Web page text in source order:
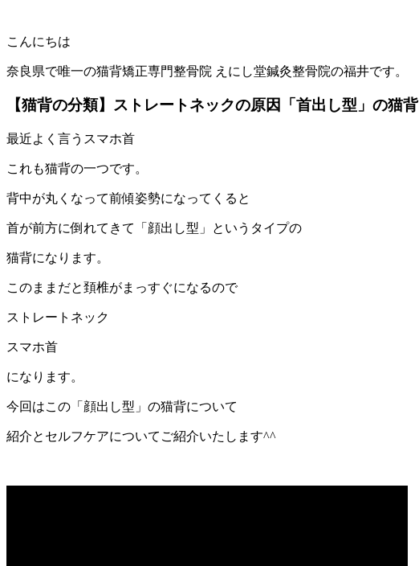
こんにちは
奈良県で唯一の猫背矯正専門整骨院 えにし堂鍼灸整骨院の福井です。
【猫背の分類】ストレートネックの原因「首出し型」の猫背
最近よく言うスマホ首
これも猫背の一つです。
背中が丸くなって前傾姿勢になってくると
首が前方に倒れてきて「顔出し型」というタイプの
猫背になります。
このままだと頚椎がまっすぐになるので
ストレートネック
スマホ首
になります。
今回はこの「顔出し型」の猫背について
紹介とセルフケアについてご紹介いたします^^